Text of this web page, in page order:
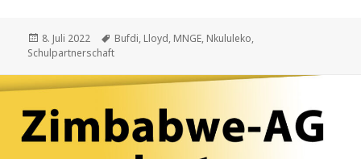
Veröffentlicht
am
8. Juli 2022 Schlagwörter
Bufdi, Lloyd, MNGE, Nkululeko,
Schulpartnerschaft